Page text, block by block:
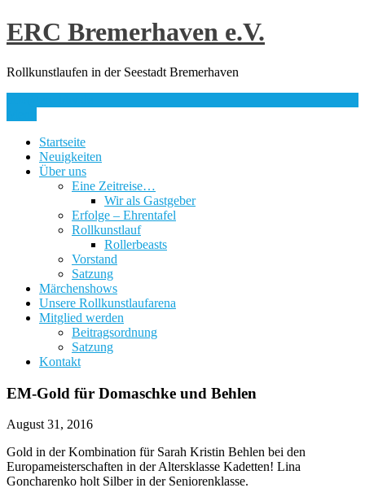
Skip
to
ERC Bremerhaven e.V.
Rollkunstlaufen in der Seestadt Bremerhaven
Startseite
Neuigkeiten
Über uns
Eine Zeitreise…
Wir als Gastgeber
Erfolge – Ehrentafel
Rollkunstlauf
Rollerbeasts
Vorstand
Satzung
Märchenshows
Unsere Rollkunstlaufarena
Mitglied werden
Beitragsordnung
Satzung
Kontakt
EM-Gold für Domaschke und Behlen
August 31, 2016
Gold in der Kombination für Sarah Kristin Behlen bei den
Europameisterschaften in der Altersklasse Kadetten! Lina
Goncharenko holt Silber in der Seniorenklasse.